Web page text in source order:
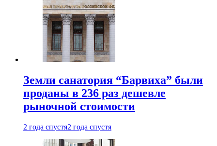
Земли санатория “Барвиха” были
проданы в 236 раз дешевле
рыночной стоимости
2 года спустя2 года спустя